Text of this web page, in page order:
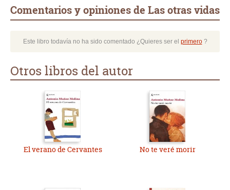
Comentarios y opiniones de Las otras vidas
Este libro todavía no ha sido comentado ¿Quieres ser el primero?
Otros libros del autor
El verano de Cervantes No te veré morir